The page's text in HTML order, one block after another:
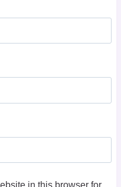
in this browser for